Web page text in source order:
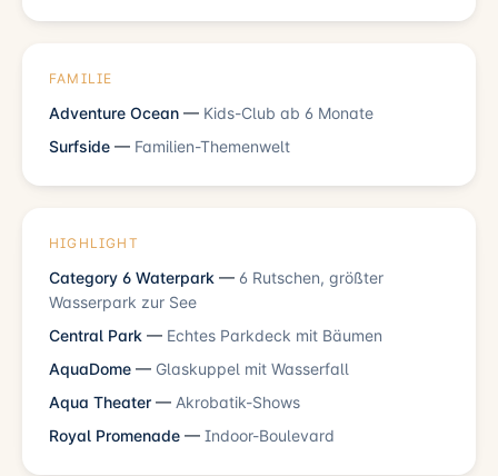
FAMILIE
Adventure Ocean — Kids-Club ab 6 Monate
Surfside — Familien-Themenwelt
HIGHLIGHT
Category 6 Waterpark — 6 Rutschen, größter
Wasserpark zur See
Central Park — Echtes Parkdeck mit Bäumen
AquaDome — Glaskuppel mit Wasserfall
Aqua Theater — Akrobatik-Shows
Royal Promenade — Indoor-Boulevard